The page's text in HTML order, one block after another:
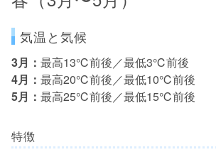
気温と気候
3月： 最高13℃前後／最低3℃前後
4月： 最高20℃前後／最低10℃前後
5月： 最高25℃前後／最低15℃前後
特徴